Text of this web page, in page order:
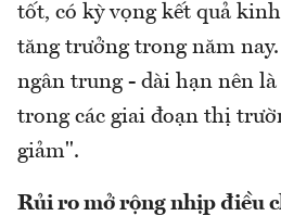
tốt, có kỳ vọng kết quả
tăng trưởng trong năm
ngân trung - dài hạn nên
trong các giai đoạn thị
giảm".
Rủi ro mở rộng nhịp điều